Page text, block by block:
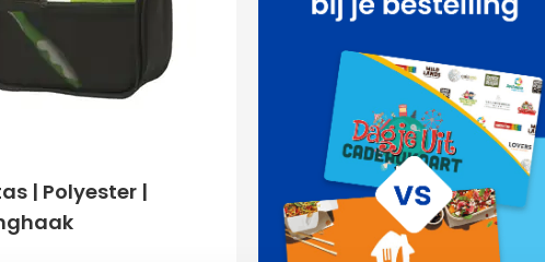
| Polyester |